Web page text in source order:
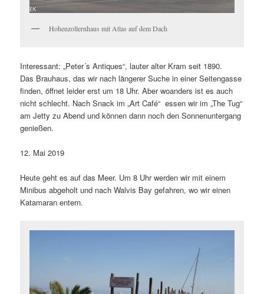
Hohenzollernhaus mit Atlas auf dem Dach
Interessant: „Peter´s Antiques“, lauter alter Kram seit 1890.
Das Brauhaus, das wir nach längerer Suche in einer Seitengasse
finden, öffnet leider erst um 18 Uhr. Aber woanders ist es auch
nicht schlecht. Nach Snack im „Art Café“ essen wir im „The Tug“
am Jetty zu Abend und können dann noch den Sonnenuntergang
genießen.
12. Mai 2019
Heute geht es auf das Meer. Um 8 Uhr werden wir mit einem
Minibus abgeholt und nach Walvis Bay gefahren, wo wir einen
Katamaran entern.